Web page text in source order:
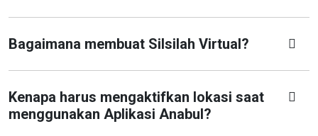
Bagaimana membuat Silsilah Virtual?
Kenapa harus mengaktifkan lokasi saat
menggunakan Aplikasi Anabul?